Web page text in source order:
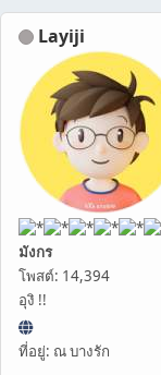
Layiji
มังกร
โพสต์: 14,394
อุงิ !!
ที่อยู่: ณ บางรัก